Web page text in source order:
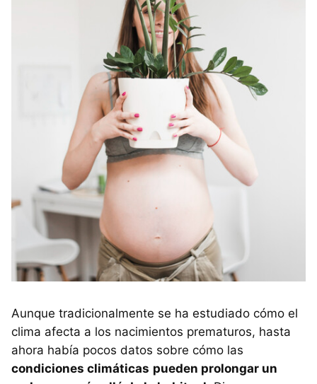
Aunque tradicionalmente se ha estudiado cómo el
clima afecta a los nacimientos prematuros, hasta
ahora había pocos datos sobre cómo las
condiciones climáticas pueden prolongar un